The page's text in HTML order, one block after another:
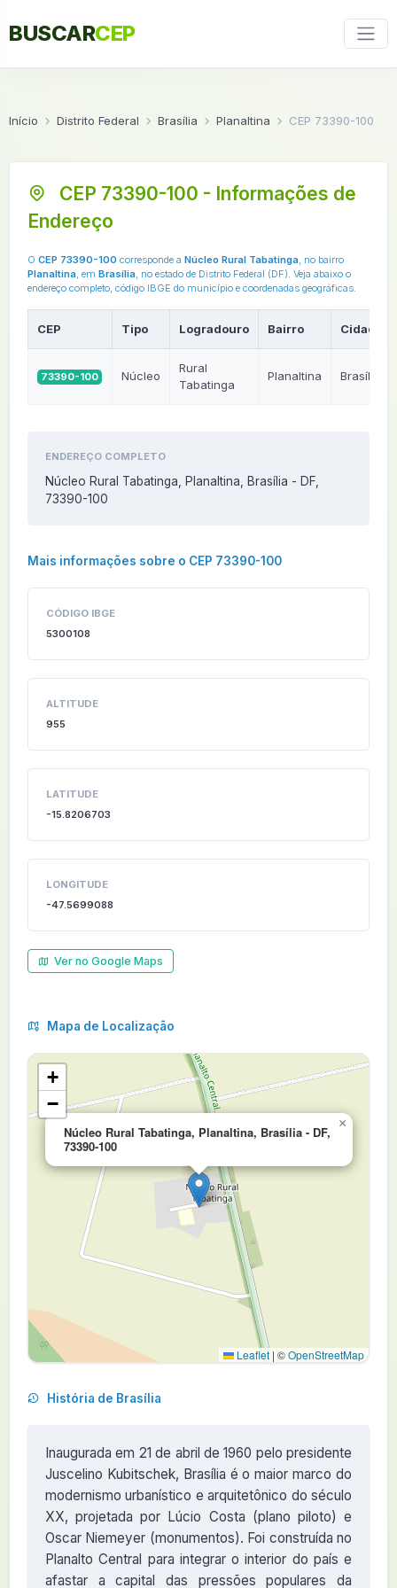
BUSCARCEP
Início Distrito Federal Brasília Planaltina CEP 73390-100
CEP 73390-100 - Informações de
Endereço
O CEP 73390-100 corresponde a Núcleo Rural Tabatinga, no bairro
Planaltina, em Brasília, no estado de Distrito Federal (DF). Veja abaixo o
endereço completo, código IBGE do município e coordenadas geográficas.
CEP Tipo Logradouro Bairro Cidade
73390-100 Núcleo
Rural
Tabatinga
Planaltina Brasília
ENDEREÇO COMPLETO
Núcleo Rural Tabatinga, Planaltina, Brasília - DF,
73390-100
Mais informações sobre o CEP 73390-100
CÓDIGO IBGE
5300108
ALTITUDE
955
LATITUDE
-15.8206703
LONGITUDE
-47.5699088
Ver no Google Maps
Mapa de Localização
Núcleo Rural Tabatinga, Planaltina, Brasília - DF,
73390-100
×
+
−
Leaflet | ©OpenStreetMap
História de Brasília
Inaugurada em 21 de abril de 1960 pelo presidente
Juscelino Kubitschek, Brasília é o maior marco do
modernismo urbanístico e arquitetônico do século
XX, projetada por Lúcio Costa (plano piloto) e
Oscar Niemeyer (monumentos). Foi construída no
Planalto Central para integrar o interior do país e
afastar a capital das pressões populares da